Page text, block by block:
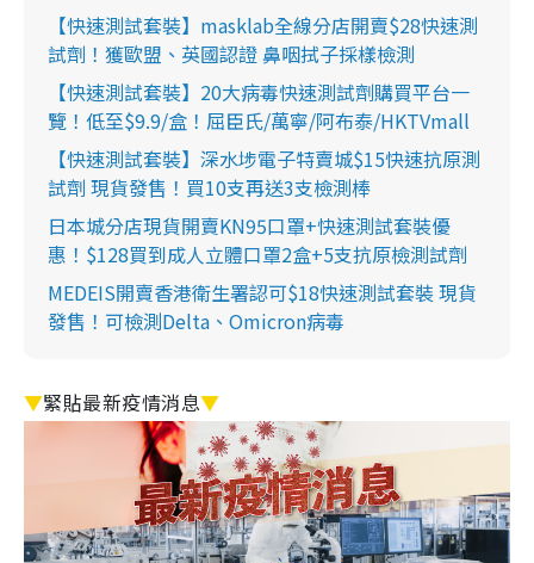
【快速測試套裝】masklab全線分店開賣$28快速測
試劑！獲歐盟、英國認證 鼻咽拭子採樣檢測
【快速測試套裝】20大病毒快速測試劑購買平台一
覽！低至$9.9/盒！屈臣氏/萬寧/阿布泰/HKTVmall
【快速測試套裝】深水埗電子特賣城$15快速抗原測
試劑 現貨發售！買10支再送3支檢測棒
日本城分店現貨開賣KN95口罩+快速測試套裝優
惠！$128買到成人立體口罩2盒+5支抗原檢測試劑
MEDEIS開賣香港衛生署認可$18快速測試套裝 現貨
發售！可檢測Delta、Omicron病毒
▼緊貼最新疫情消息▼